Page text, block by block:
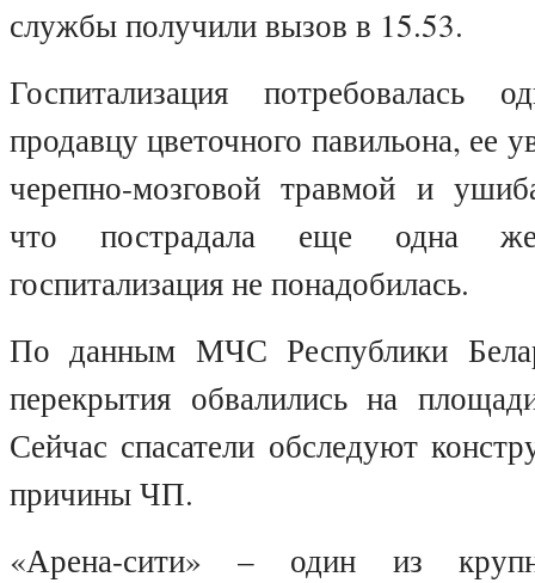
службы получили вызов в 15.53.
Госпитализация потребовалась
продавцу цветочного павильона, ее
черепно-мозговой травмой и
что пострадала еще одна
госпитализация не понадобилась.
По данным МЧС Республики
перекрытия обвалились на
Сейчас спасатели обследуют
причины ЧП.
«Арена-сити» – один из